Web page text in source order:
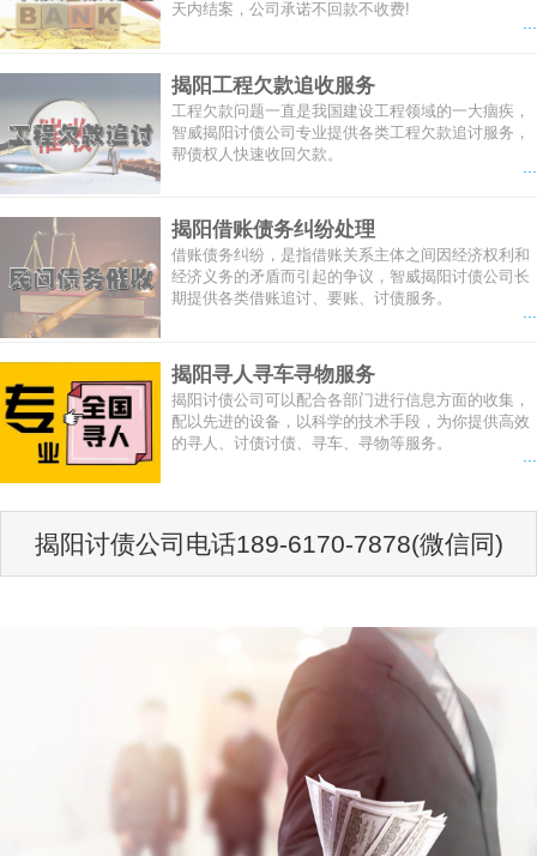
天内结案，公司承诺不回款不收费!
揭阳工程欠款追收服务
工程欠款问题一直是我国建设工程领域的一大痼疾，
智威揭阳讨债公司专业提供各类工程欠款追讨服务，
帮债权人快速收回欠款。
揭阳借账债务纠纷处理
借账债务纠纷，是指借账关系主体之间因经济权利和
经济义务的矛盾而引起的争议，智威揭阳讨债公司长
期提供各类借账追讨、要账、讨债服务。
揭阳寻人寻车寻物服务
揭阳讨债公司可以配合各部门进行信息方面的收集，
配以先进的设备，以科学的技术手段，为你提供高效
的寻人、讨债讨债、寻车、寻物等服务。
揭阳讨债公司电话189-6170-7878(微信同)